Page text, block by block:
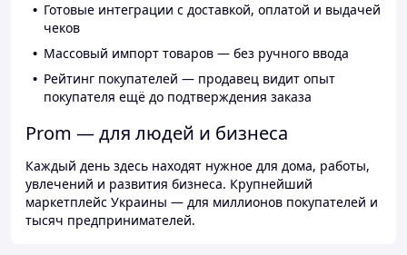
Готовые интеграции с доставкой, оплатой и выдачей
чеков
Массовый импорт товаров — без ручного ввода
Рейтинг покупателей — продавец видит опыт
покупателя ещё до подтверждения заказа
Prom — для людей и бизнеса
Каждый день здесь находят нужное для дома, работы,
увлечений и развития бизнеса. Крупнейший
маркетплейс Украины — для миллионов покупателей и
тысяч предпринимателей.